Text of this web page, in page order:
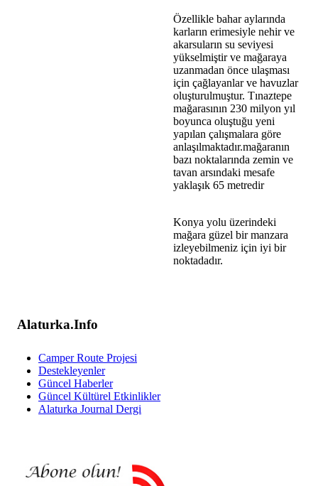
Özellikle bahar aylarında
karların erimesiyle nehir ve
akarsuların su seviyesi
yükselmiştir ve mağaraya
uzanmadan önce ulaşması
için çağlayanlar ve havuzlar
oluşturulmuştur. Tınaztepe
mağarasının 230 milyon yıl
boyunca oluştuğu yeni
yapılan çalışmalara göre
anlaşılmaktadır.mağaranın
bazı noktalarında zemin ve
tavan arsındaki mesafe
yaklaşık 65 metredir
Konya yolu üzerindeki
mağara güzel bir manzara
izleyebilmeniz için iyi bir
noktadadır.
Alaturka.Info
Camper Route Projesi
Destekleyenler
Güncel Haberler
Güncel Kültürel Etkinlikler
Alaturka Journal Dergi